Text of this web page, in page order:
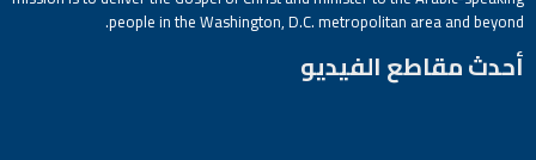
people in the Washington, D.C. metropolitan area and beyond.
أحدث مقاطع الفيديو